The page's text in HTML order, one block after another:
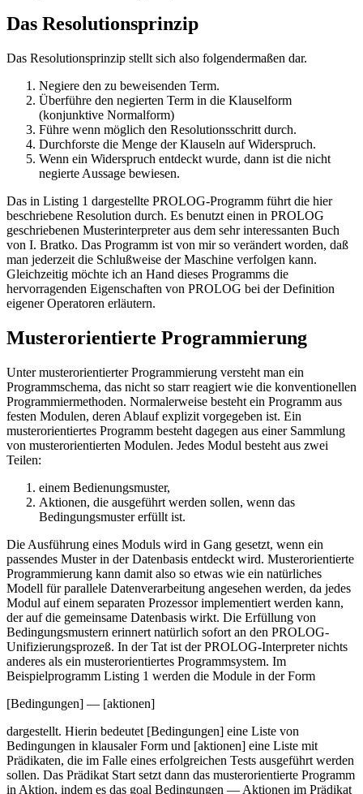
Das Resolutionsprinzip
Das Resolutionsprinzip stellt sich also folgendermaßen dar.
Negiere den zu beweisenden Term.
Überführe den negierten Term in die Klauselform
(konjunktive Normalform)
Führe wenn möglich den Resolutionsschritt durch.
Durchforste die Menge der Klauseln auf Widerspruch.
Wenn ein Widerspruch entdeckt wurde, dann ist die nicht
negierte Aussage bewiesen.
Das in Listing 1 dargestellte PROLOG-Programm führt die hier
beschriebene Resolution durch. Es benutzt einen in PROLOG
geschriebenen Musterinterpreter aus dem sehr interessanten Buch
von I. Bratko. Das Programm ist von mir so verändert worden, daß
man jederzeit die Schlußweise der Maschine verfolgen kann.
Gleichzeitig möchte ich an Hand dieses Programms die
hervorragenden Eigenschaften von PROLOG bei der Definition
eigener Operatoren erläutern.
Musterorientierte Programmierung
Unter musterorientierter Programmierung versteht man ein
Programmschema, das nicht so starr reagiert wie die konventionellen
Programmiermethoden. Normalerweise besteht ein Programm aus
festen Modulen, deren Ablauf explizit vorgegeben ist. Ein
musterorientiertes Programm besteht dagegen aus einer Sammlung
von musterorientierten Modulen. Jedes Modul besteht aus zwei
Teilen:
einem Bedienungsmuster,
Aktionen, die ausgeführt werden sollen, wenn das
Bedingungsmuster erfüllt ist.
Die Ausführung eines Moduls wird in Gang gesetzt, wenn ein
passendes Muster in der Datenbasis entdeckt wird. Musterorientierte
Programmierung kann damit also so etwas wie ein natürliches
Modell für parallele Datenverarbeitung angesehen werden, da jedes
Modul auf einem separaten Prozessor implementiert werden kann,
der auf die gemeinsame Datenbasis wirkt. Die Erfüllung von
Bedingungsmustern erinnert natürlich sofort an den PROLOG-
Unifizierungsprozeß. In der Tat ist der PROLOG-Interpreter nichts
anderes als ein musterorientiertes Programmsystem. Im
Beispielprogramm Listing 1 werden die Module in der Form
[Bedingungen] — [aktionen]
dargestellt. Hierin bedeutet [Bedingungen] eine Liste von
Bedingungen in klausaler Form und [aktionen] eine Liste mit
Prädikaten, die im Falle eines erfolgreichen Tests ausgeführt werden
sollen. Das Prädikat Start setzt dann das musterorientierte Programm
in Aktion, indem es das goal Bedingungen — Aktionen im Prädikat